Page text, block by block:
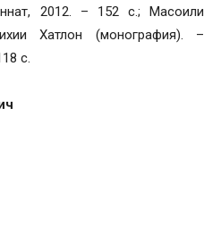
2012. – 152 с.; Масоили
Хатлон (монография). –
с.